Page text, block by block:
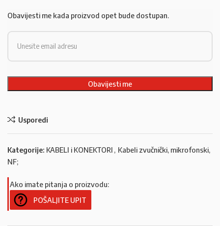
Obavijesti me kada proizvod opet bude dostupan.
Usporedi
Kategorije: KABELI i KONEKTORI , Kabeli zvučnički, mikrofonski,
NF;
Ako imate pitanja o proizvodu:
POŠALJITE UPIT